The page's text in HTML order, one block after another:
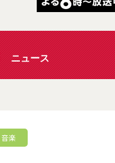
ニュース
音楽